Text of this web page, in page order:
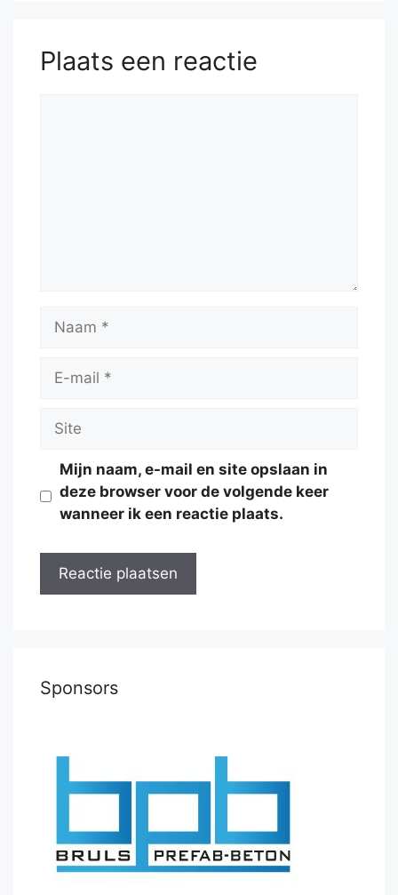
Plaats een reactie
Naam
Site
Mijn naam, e-mail en site opslaan in
deze browser voor de volgende keer
wanneer ik een reactie plaats.
Sponsors